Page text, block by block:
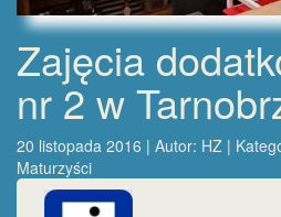
Zajęcia
nr 2 w
20 listopada 2016 | Autor: HZ |
Maturzyści